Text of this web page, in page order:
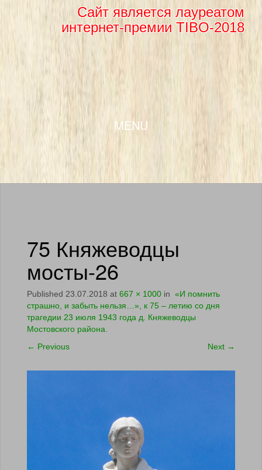
Сайт является лауреатом
интернет-премии TIBO-2018
MENU
SKIP TO CONTENT
75 Княжеводцы
мосты-26
Published 23.07.2018 at 667 × 1000 in «И помнить
страшно, и забыть нельзя…», к 75 – летию со дня
трагедии 23 июля 1943 года д. Княжеводцы
Мостовского района.
← Previous Next →